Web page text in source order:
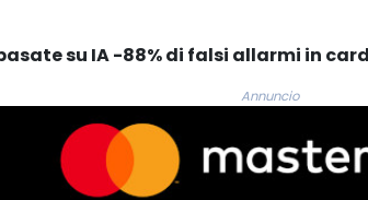
su IA -88% di falsi allarmi in
Annuncio